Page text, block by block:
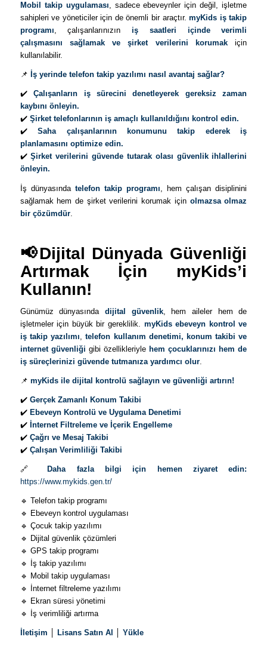
Mobil takip uygulaması, sadece ebeveynler için değil, işletme
sahipleri ve yöneticiler için de önemli bir araçtır.myKids iş takip
programı, çalışanlarınızıniş saatleri içinde verimli
çalışmasını sağlamak ve şirket verilerini korumak için
kullanılabilir.
📌 İş yerinde telefon takip yazılımı nasıl avantaj sağlar?
✔️Çalışanların iş sürecini denetleyerek gereksiz zaman
kaybını önleyin.
✔️ Şirket telefonlarının iş amaçlı kullanıldığını kontrol edin.
✔️Saha çalışanlarının konumunu takip ederek iş
planlamasını optimize edin.
✔️Şirket verilerini güvende tutarak olası güvenlik ihlallerini
önleyin.
İş dünyasında telefon takip programı , hem çalışan disiplinini
sağlamak hem de şirket verilerini korumak için olmazsa olmaz
bir çözümdür.
📢Dijital Dünyada Güvenliği
Artırmak İçin myKids’i
Kullanın!
Günümüz dünyasında dijital güvenlik, hem aileler hem de
işletmeler için büyük bir gereklilik. myKids ebeveyn kontrol ve
iş takip yazılımı ,telefon kullanım denetimi, konum takibi ve
internet güvenliği gibi özellikleriylehem çocuklarınızı hem de
iş süreçlerinizi güvende tutmanıza yardımcı olur.
📌 myKids ile dijital kontrolü sağlayın ve güvenliği artırın!
✔️ Gerçek Zamanlı Konum Takibi
✔️ Ebeveyn Kontrolü ve Uygulama Denetimi
✔️ İnternet Filtreleme ve İçerik Engelleme
✔️ Çağrı ve Mesaj Takibi
✔️ Çalışan Verimliliği Takibi
🔗Daha fazla bilgi için hemen ziyaret edin:
https://www.mykids.gen.tr/
🔹 Telefon takip programı
🔹 Ebeveyn kontrol uygulaması
🔹 Çocuk takip yazılımı
🔹 Dijital güvenlik çözümleri
🔹 GPS takip programı
🔹 İş takip yazılımı
🔹 Mobil takip uygulaması
🔹 İnternet filtreleme yazılımı
🔹 Ekran süresi yönetimi
🔹 İş verimliliği artırma
İletişim Lisans Satın Al Yükle